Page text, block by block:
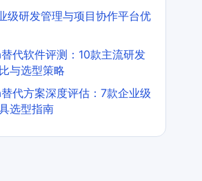
级研发管理与项目协作平台优
代软件评测：10款主流研发
与选型策略
代方案深度评估：7款企业级
选型指南